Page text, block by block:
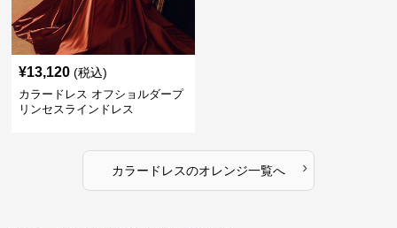
¥13,120 (税込)
カラードレス オフショルダープ
リンセスラインドレス
カラードレスのオレンジ一覧へ ›